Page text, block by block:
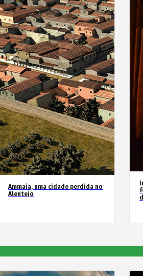
Ammaia, uma cidade perdida no
Alentejo